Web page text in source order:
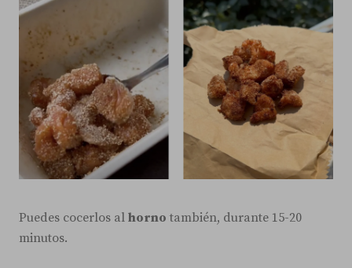
Puedes cocerlos al horno también, durante 15-20
minutos.